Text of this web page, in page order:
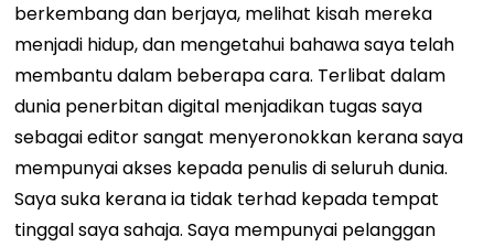
berkembang dan berjaya, melihat kisah mereka
menjadi hidup, dan mengetahui bahawa saya telah
membantu dalam beberapa cara. Terlibat dalam
dunia penerbitan digital menjadikan tugas saya
sebagai editor sangat menyeronokkan kerana saya
mempunyai akses kepada penulis di seluruh dunia.
Saya suka kerana ia tidak terhad kepada tempat
tinggal saya sahaja. Saya mempunyai pelanggan